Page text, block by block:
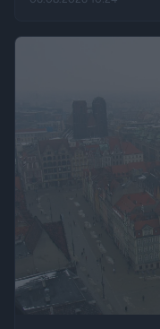
logo marki, a nawet